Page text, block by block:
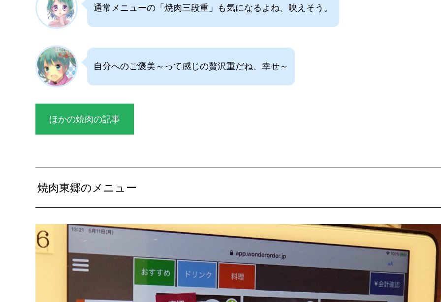
通常メニューの「焼肉三段重」も気になるよね、映えそう。
自分へのご褒美～って感じの贅沢重だね、幸せ～
ほかの焼肉の記事
焼肉東郷のメニュー